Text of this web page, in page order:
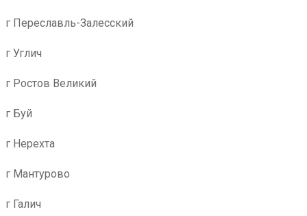
г Переславль-Залесский
г Углич
г Ростов Великий
г Буй
г Нерехта
г Мантурово
г Галич